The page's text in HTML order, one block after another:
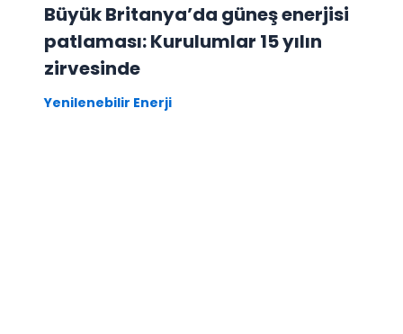
Büyük Britanya’da güneş enerjisi
patlaması: Kurulumlar 15 yılın
zirvesinde
Yenilenebilir Enerji